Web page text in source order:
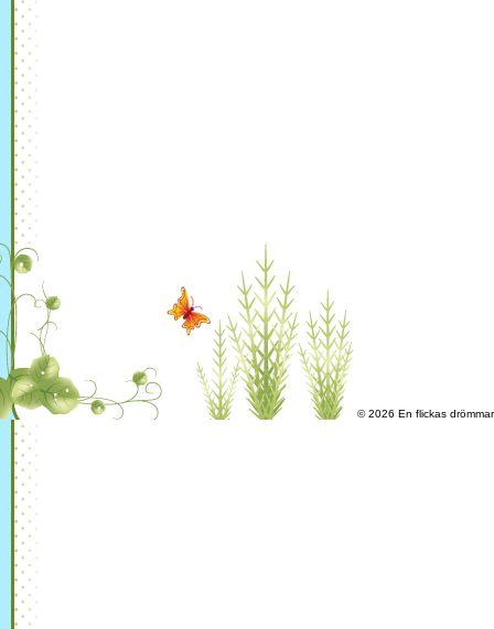
© 2026 En flickas